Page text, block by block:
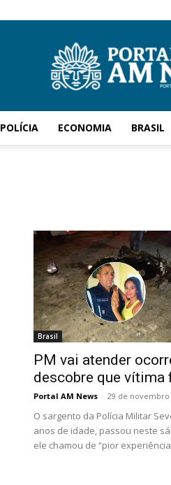
POLÍCIA ECONOMIA BRASIL
Brasil
PM vai atender
descobre que vítima
Portal AM News - 29 de novembro
O sargento da Polícia Militar
anos de idade, passou neste
ele chamou de “pior